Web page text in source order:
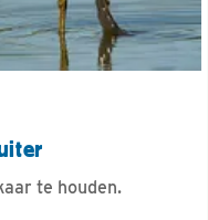
te houden.